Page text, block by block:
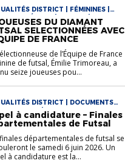
DISTRICT | FÉMININES |
FÉMININ | FUTSAL | VIE DES
DU DIAMANT
SELECTIONNÉES AVEC
DE FRANCE
de l’Équipe de France
de futsal, Émilie Trimoreau, a
seize joueuses pou...
DISTRICT | DOCUMENTS
FUTSAL | FUTSAL
à candidature – Finales
de Futsal
départementales de futsal se
le samedi 6 juin 2026. Un
à candidature est la...